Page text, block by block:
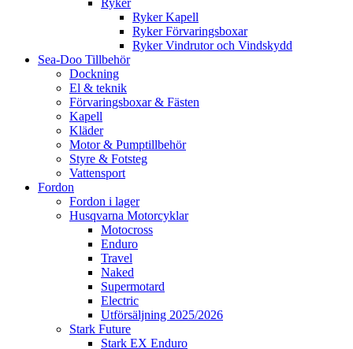
Ryker
Ryker Kapell
Ryker Förvaringsboxar
Ryker Vindrutor och Vindskydd
Sea-Doo Tillbehör
Dockning
El & teknik
Förvaringsboxar & Fästen
Kapell
Kläder
Motor & Pumptillbehör
Styre & Fotsteg
Vattensport
Fordon
Fordon i lager
Husqvarna Motorcyklar
Motocross
Enduro
Travel
Naked
Supermotard
Electric
Utförsäljning 2025/2026
Stark Future
Stark EX Enduro